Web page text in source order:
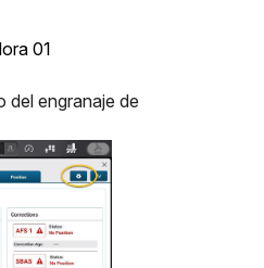
del engranaje de